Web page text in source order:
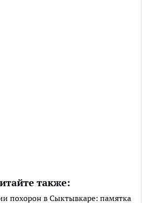
также:
похорон в Сыктывкаре: памятка